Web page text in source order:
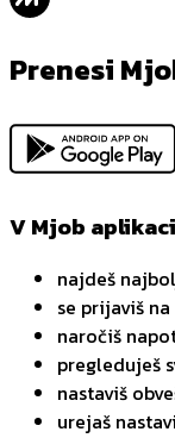
Prenesi
V Mjob
najdeš
se prijaviš
naročiš
pregleduješ
nastaviš
urejaš